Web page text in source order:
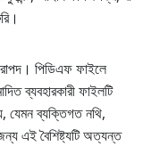
পিডিএফ ফাইলে
ব্যবহারকারী ফাইলটি
যেমন ব্যক্তিগত নথি,
জন্য এই বৈশিষ্ট্যটি অত্যন্ত